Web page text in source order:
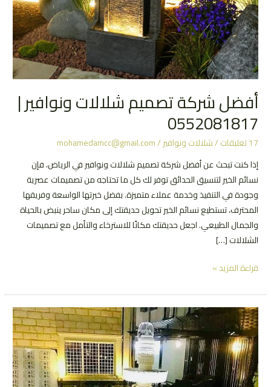
أفضل شركة تصميم شلالات ونوافير |
0552081817
17 تعليقات /شلالات ونوافير/
mohamedamcc@gmail.com
إذا كنت تبحث عن أفضل شركة تصميم شلالات ونوافير في الرياض، فإن
نسائم الخير لتنسيق الحدائق توفر لك كل ما تحتاجه من تصميمات عصرية
وجودة في التنفيذ وخدمة عملاء متميزة. بفضل خبرتها الواسعة وفريقها
المحترف، تستطيع نسائم الخير تحويل حديقتك إلى مكان ساحر ينبض بالحياة
والجمال الطبيعي. اجعل حديقتك مكانًا للاسترخاء والتأمل مع تصميمات
الشلالات […]
أفضل
تصميم
شلالات
ونوافير
0552081817
قراءة المزيد »